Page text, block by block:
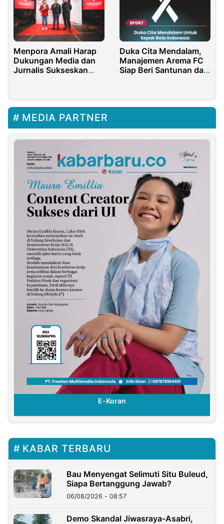
Menpora Amali Harap
Dukungan Media dan
Jurnalis Sukseskan
Duka Cita Mendalam,
Manajemen Arema FC
Siap Beri Santunan dan
MEDIA PARTNER
E-Koran
KABAR TERBARU
Bau Menyengat Selimuti Situ Buleud,
Siapa Bertanggung Jawab?
06/08/2026 - 08:57
Demo Skandal Jiwasraya-Asabri,